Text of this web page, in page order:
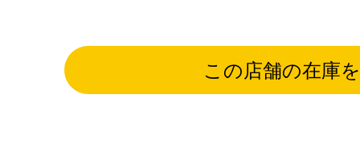
この店舗の在庫